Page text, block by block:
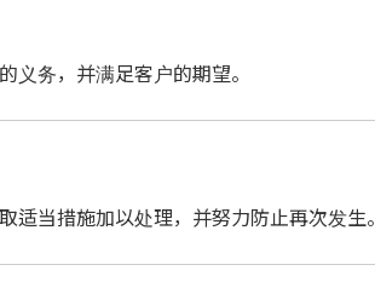
务，并满足客户的期望。
当措施加以处理，并努力防止再次发生。